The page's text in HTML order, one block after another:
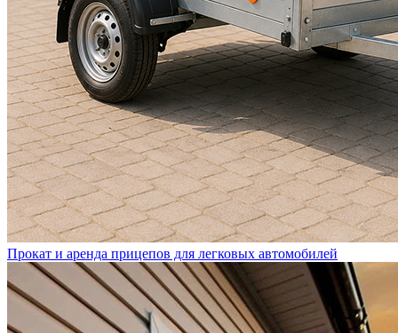
Прокат и аренда прицепов для легковых автомобилей